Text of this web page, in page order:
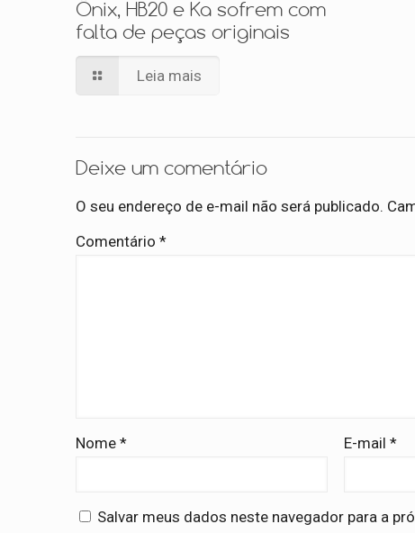
Ônix, HB20 e Ka sofrem com
falta de peças originais
Leia mais
Deixe um comentário
O seu endereço de e-mail não será publicado.
Comentário *
Nome * E-mail*
Salvar meus dados neste navegador para a